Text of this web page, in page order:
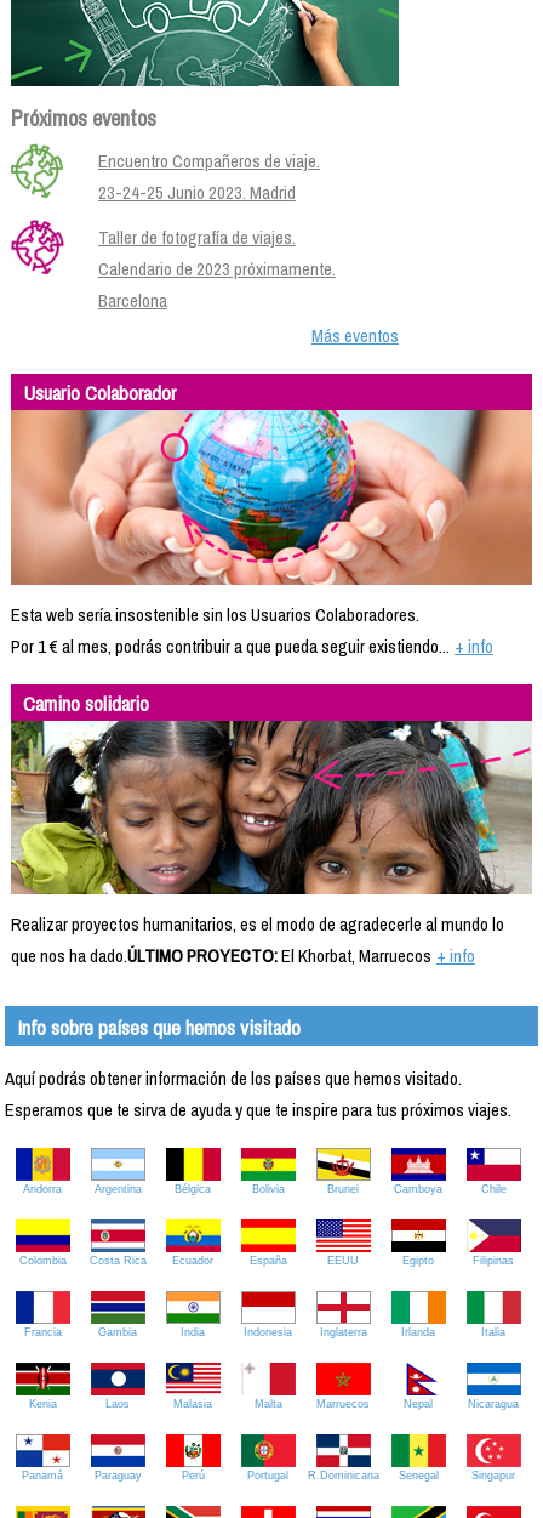
Próximos eventos
Encuentro Compañeros de viaje.
23-24-25 Junio 2023. Madrid
Taller de fotografía de viajes.
Calendario de 2023 próximamente.
Barcelona
Más eventos
Usuario Colaborador
Esta web sería insostenible sin los Usuarios Colaboradores.
Por 1 € al mes, podrás contribuir a que pueda seguir existiendo... + info
Camino solidario
Realizar proyectos humanitarios, es el modo de agradecerle al mundo lo
que nos ha dado.ÚLTIMO PROYECTO:El Khorbat, Marruecos + info
Info sobre países que hemos visitado
Aquí podrás obtener información de los países que hemos visitado.
Esperamos que te sirva de ayuda y que te inspire para tus próximos viajes.
Andorra Argentina Bélgica Bolivia Brunei Camboya Chile
Colombia Costa Rica Ecuador España EEUU Egipto Filipinas
Francia Gambia India Indonesia Inglaterra Irlanda Italia
Kenia Laos Malasia Malta Marruecos Nepal Nicaragua
Panamá Paraguay Perú Portugal R.Dominicana Senegal Singapur